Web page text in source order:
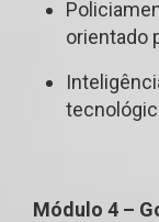
orientado
Módulo 4 –